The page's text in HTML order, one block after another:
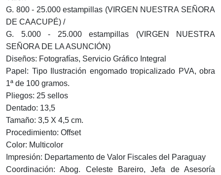
G. 800 - 25.000 estampillas (VIRGEN NUESTRA SEÑORA
DE CAACUPÉ) /
G. 5.000 - 25.000 estampillas (VIRGEN NUESTRA
SEÑORA DE LA ASUNCIÓN)
Diseños: Fotografías, Servicio Gráfico Integral
Papel: Tipo Ilustración engomado tropicalizado PVA, obra
1ª de 100 gramos.
Pliegos: 25 sellos
Dentado: 13,5
Tamaño: 3,5 X 4,5 cm.
Procedimiento: Offset
Color: Multicolor
Impresión: Departamento de Valor Fiscales del Paraguay
Coordinación: Abog. Celeste Bareiro, Jefa de Asesoría